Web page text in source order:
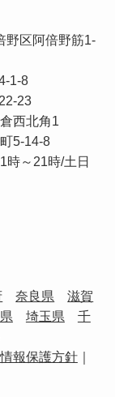
野区阿倍野筋1-
1-8
23
西北角1
5-14-8
時～21時/土日
奈良県
滋賀
埼玉県
千
報保護方針｜